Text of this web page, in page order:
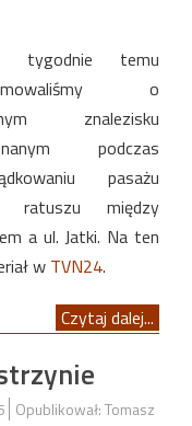
tygodnie temu
o
znalezisku
podczas
pasażu
ratuszu między
a ul. Jatki. Na ten
w TVN24.
Czytaj dalej...
Opublikował: Tomasz